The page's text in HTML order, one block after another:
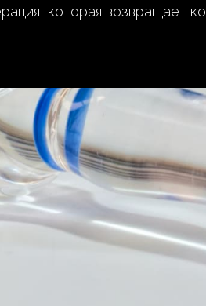
которая возвращает